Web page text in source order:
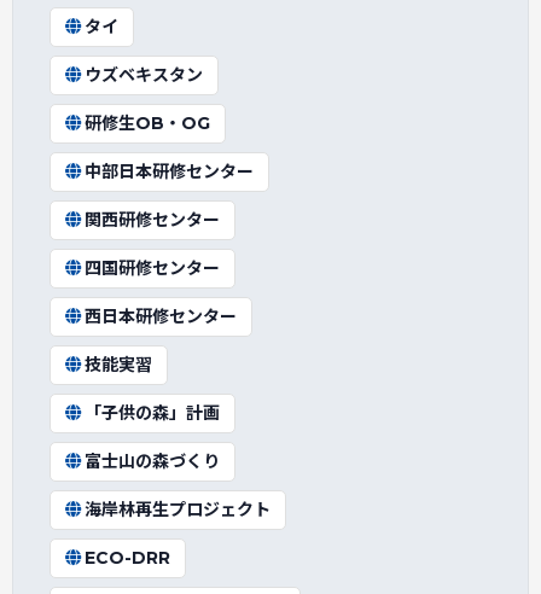
タイ
ウズベキスタン
研修生OB・OG
中部日本研修センター
関西研修センター
四国研修センター
西日本研修センター
技能実習
「子供の森」計画
富士山の森づくり
海岸林再生プロジェクト
ECO-DRR